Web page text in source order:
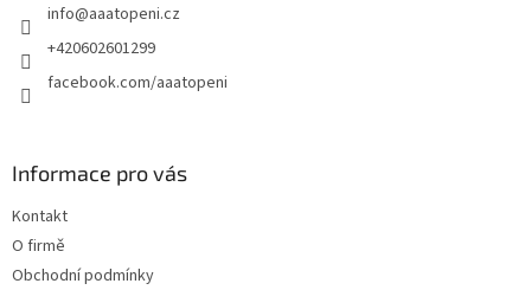
info@aaatopeni.cz
+420602601299
facebook.com/aaatopeni
Informace pro vás
Kontakt
O firmě
Obchodní podmínky